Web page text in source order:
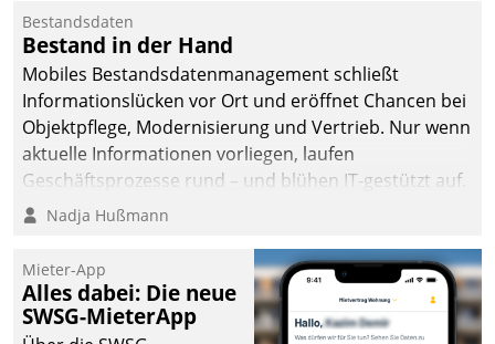
Bestandsdaten
Bestand in der Hand
Mobiles Bestandsdatenmanagement schließt
Informationslücken vor Ort und eröffnet Chancen bei
Objektpflege, Modernisierung und Vertrieb. Nur wenn
aktuelle Informationen vorliegen, laufen
Geschäftsprozesse rund – und blühen IT-gestützt auf.
Nadja Hußmann
Mieter-App
Alles dabei: Die neue
SWSG-MieterApp